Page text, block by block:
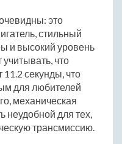
это
стильный
и высокий уровень
что
11.2 секунды, что
для любителей
механическая
неудобной для тех,
трансмиссию.